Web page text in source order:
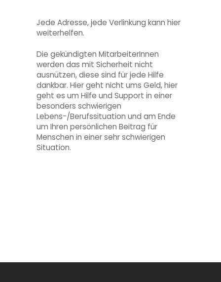
Jede Adresse, jede Verlinkung kann hier
weiterhelfen.
Die gekündigten MitarbeiterInnen
werden das mit Sicherheit nicht
ausnützen, diese sind für jede Hilfe
dankbar. Hier geht nicht ums Geld, hier
geht es um Hilfe und Support in einer
besonders schwierigen
Lebens-/Berufssituation und am Ende
um Ihren persönlichen Beitrag für
Menschen in einer sehr schwierigen
Situation.